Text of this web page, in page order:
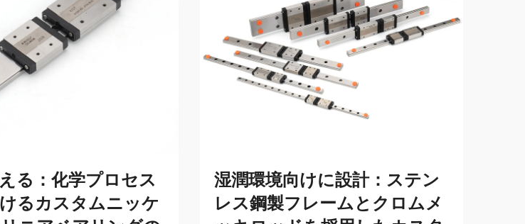
る：化学プロセス
るカスタムニッケ
湿潤環境向けに設計：ステン
レス鋼製フレームとクロムメ